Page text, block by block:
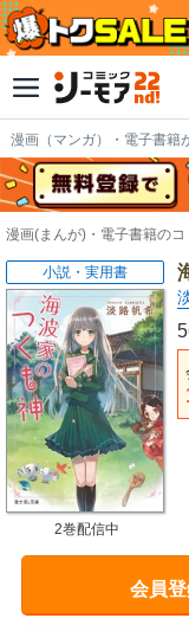
漫画（マンガ）・電子書籍
漫画(まんが)・電子書籍の
小説・実用書
2巻配信中
会員